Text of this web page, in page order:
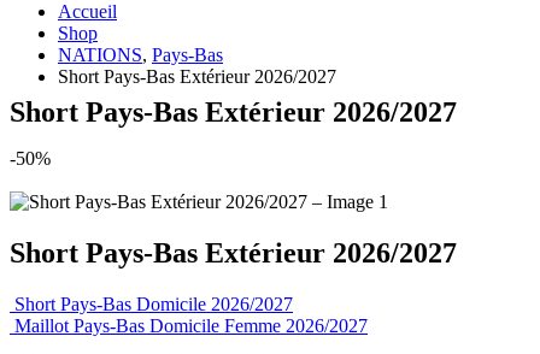
Accueil
Shop
NATIONS, Pays-Bas
Short Pays-Bas Extérieur 2026/2027
Short Pays-Bas Extérieur 2026/2027
-50%
Short Pays-Bas Extérieur 2026/2027
Short Pays-Bas Domicile 2026/2027
Maillot Pays-Bas Domicile Femme 2026/2027